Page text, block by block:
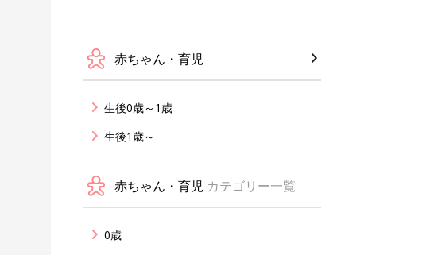
赤ちゃん・育児
生後0歳～1歳
生後1歳～
赤ちゃん・育児 カテゴリー一覧
0歳